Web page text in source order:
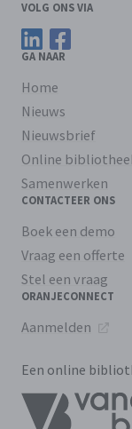
VOLG ONS VIA
Volg ons op
Volg ons op
GA NAAR
Home
Nieuws
Nieuwsbrief
Online
Samenwerken
CONTACTEER ONS
Boek een demo
Vraag een offerte
Stel een vraag
ORANJECONNECT
Aanmelden
Een online